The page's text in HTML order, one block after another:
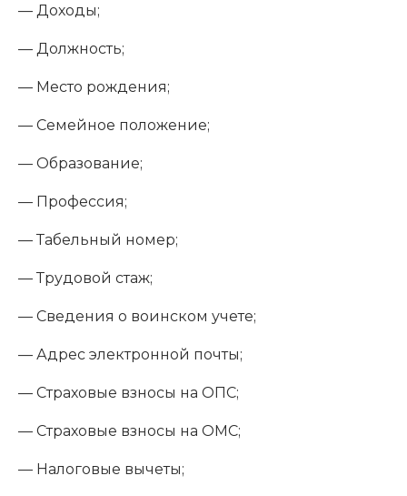
— Доходы;
— Должность;
— Место рождения;
— Семейное положение;
— Образование;
— Профессия;
— Табельный номер;
— Трудовой стаж;
— Сведения о воинском учете;
— Адрес электронной почты;
— Страховые взносы на ОПС;
— Страховые взносы на ОМС;
— Налоговые вычеты;